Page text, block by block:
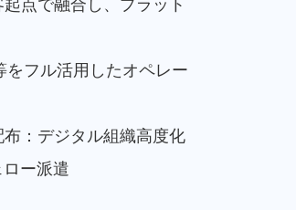
フル活用したオペレー
：デジタル組織高度化
ー派遣